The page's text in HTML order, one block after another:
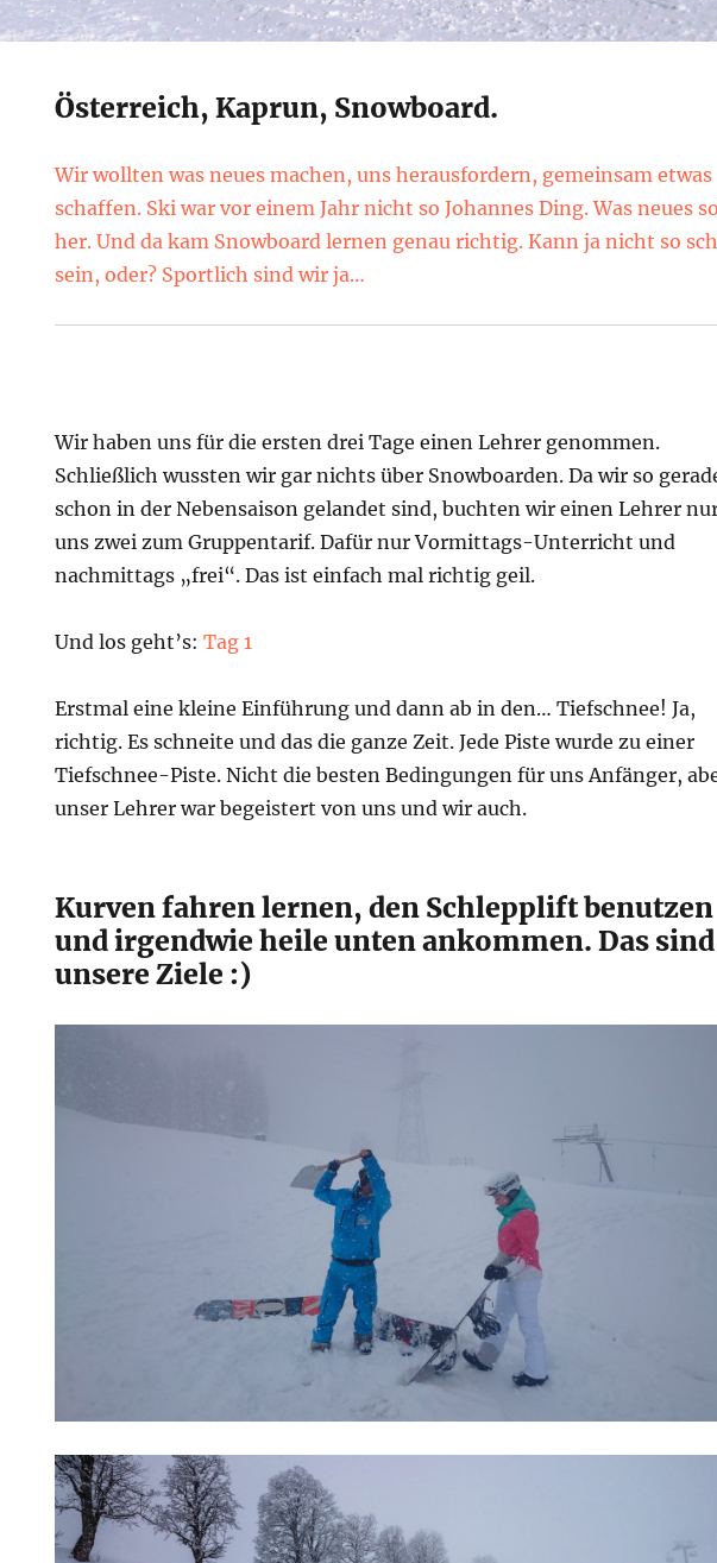
Österreich, Kaprun, Snowboard.
Wir wollten was neues machen, uns herausfordern, gemeinsam etwas
schaffen. Ski war vor einem Jahr nicht so Johannes Ding. Was neues
her. Und da kam Snowboard lernen genau richtig. Kann ja nicht so
sein, oder? Sportlich sind wir ja…
Wir haben uns für die ersten drei Tage einen Lehrer genommen.
Schließlich wussten wir gar nichts über Snowboarden. Da wir so
schon in der Nebensaison gelandet sind, buchten wir einen Lehrer
uns zwei zum Gruppentarif. Dafür nur Vormittags-Unterricht und
nachmittags „frei“. Das ist einfach mal richtig geil.
Und los geht’s:Tag 1
Erstmal eine kleine Einführung und dann ab in den… Tiefschnee! Ja,
richtig. Es schneite und das die ganze Zeit. Jede Piste wurde zu einer
Tiefschnee-Piste. Nicht die besten Bedingungen für uns Anfänger,
unser Lehrer war begeistert von uns und wir auch.
Kurven fahren lernen, den Schlepplift benutzen
und irgendwie heile unten ankommen. Das sind
unsere Ziele :)